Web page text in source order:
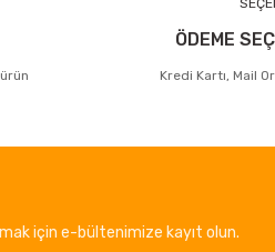
ÖDEME
Kredi Kartı, Mail
için e-bültenimize kayıt olun.